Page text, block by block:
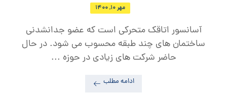
مهر ۱۰, ۱۴۰۰
آسانسور اتاقک متحرکی است که عضو جدانشدنی
ساختمان ‌های چند طبقه محسوب می ‌شود. در حال
حاضر شرکت های زیادی در حوزه ...
ادامه مطلب